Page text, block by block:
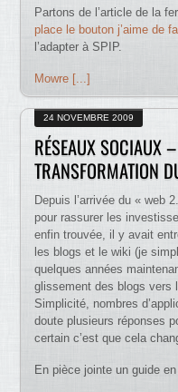
Partons de l’article de la
place le bouton j’aime de
l’adapter à SPIP.
Mowre [...]
24 NOVEMBRE 2009
RÉSEAUX SOCIAUX
TRANSFORMATION
Depuis l’arrivée du « web
pour rassurer les
enfin trouvée, il y avait
les blogs et le wiki (je
quelques années
glissement des blogs vers
Simplicité, nombres
doute plusieurs réponses
certain c’est que cela
En pièce jointe un guide